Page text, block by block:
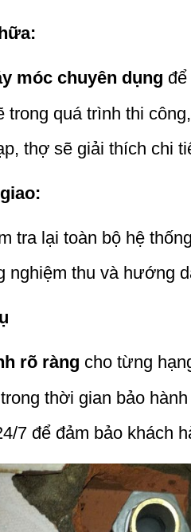
móc chuyên dụng
quá trình thi
thợ sẽ giải thích chi
tra lại toàn bộ hệ
nghiệm thu và hướng
rõ ràng cho từng
thời gian bảo
7 để đảm bảo khách